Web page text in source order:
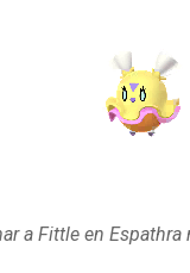
a Fittle en